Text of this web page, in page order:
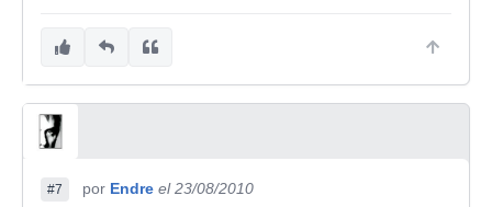
#7 por Endre el 23/08/2010